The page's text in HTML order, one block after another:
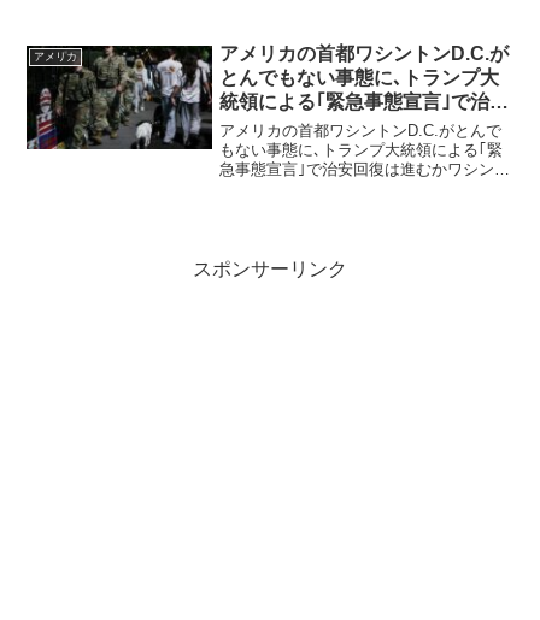
アメリカ
アメリカの首都ワシントンD.C.が
とんでもない事態に､トランプ大
統領による｢緊急事態宣言｣で治安
回復は進むか
アメリカの首都ワシントンD.C.がとんで
もない事態に､トランプ大統領による｢緊
急事態宣言｣で治安回復は進むかワシント
スポンサーリンク